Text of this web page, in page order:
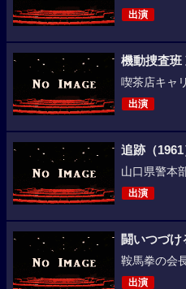
出演
機動捜査班
喫茶店キャ
出演
追跡（1961
山口県警本
出演
闘いつづけ
鞍馬拳の会
出演